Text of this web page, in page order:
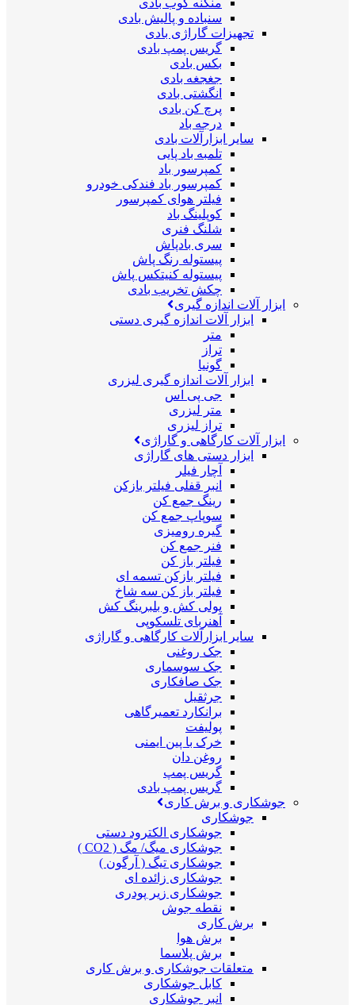
منگنه کوب بادی
سنباده و پالیش بادی
تجهیزات گاراژی بادی
گریس پمپ بادی
بکس بادی
جغجغه بادی
انگشتی بادی
پرچ کن بادی
درجه باد
سایر ابزارآلات بادی
تلمبه باد پایی
کمپرسور باد
کمپرسور باد فندکی خودرو
فیلتر هوای کمپرسور
کوپلینگ باد
شلنگ فنری
سری بادپاش
پیستوله رنگ پاش
پیستوله کنیتکس پاش
چکش تخریب بادی
ابزار آلات اندازه گیری
ابزار آلات اندازه گیری دستی
متر
تراز
گونیا
ابزار آلات اندازه گیری لیزری
جی پی اس
متر لیزری
تراز لیزری
ابزار آلات کارگاهی و گاراژی
ابزار دستی های گاراژی
آچار فیلر
انبر قفلی فیلتر بازکن
رینگ جمع کن
سوپاپ جمع کن
گیره رومیزی
فنر جمع کن
فیلتر باز کن
فیلتر بازکن تسمه ای
فیلتر باز کن سه شاخ
پولی کش و بلبرینگ کش
آهنربای تلسکوپی
سایر ابزارآلات کارگاهی و گاراژی
جک روغنی
جک سوسماری
جک صافکاری
جرثقیل
برانکارد تعمیرگاهی
پولیفت
خرک با پین ایمنی
روغن دان
گریس پمپ
گریس پمپ بادی
جوشکاری و برش کاری
جوشکاری
جوشکاری الکترود دستی
جوشکاری میگ/ مگ ( CO2 )
جوشکاری تیگ ( آرگون )
جوشکاری زائده ای
جوشکاری زیر پودری
نقطه جوش
برش کاری
برش هوا
برش پلاسما
متعلقات جوشکاری و برش کاری
کابل جوشکاری
انبر جوشکاری